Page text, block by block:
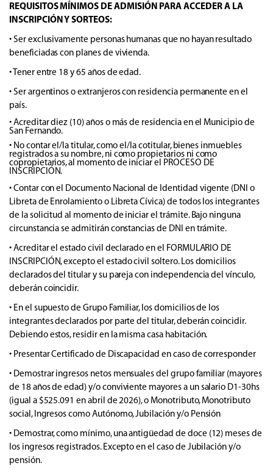
REQUISITOS MÍNIMOS DE ADMISIÓN PARA ACCEDER A LA
INSCRIPCIÓN Y SORTEOS:
• Ser exclusivamente personas humanas que no hayan resultado
beneficiadas con planes de vivienda.
• Tener entre 18 y 65 años de edad.
• Ser argentinos o extranjeros con residencia permanente en el
país.
• Acreditar diez (10) años o más de residencia en el Municipio de
San Fernando.
• No contar el/la titular, como el/la cotitular, bienes inmuebles
registrados a su nombre, ni como propietarios ni como
copropietarios, al momento de iniciar el PROCESO DE
INSCRIPCIÓN.
• Contar con el Documento Nacional de Identidad vigente (DNI o
Libreta de Enrolamiento o Libreta Cívica) de todos los integrantes
de la solicitud al momento de iniciar el trámite. Bajo ninguna
circunstancia se admitirán constancias de DNI en trámite.
• Acreditar el estado civil declarado en el FORMULARIO DE
INSCRIPCIÓN, excepto el estado civil soltero. Los domicilios
declarados del titular y su pareja con independencia del vínculo,
deberán coincidir.
• En el supuesto de Grupo Familiar, los domicilios de los
integrantes declarados por parte del titular, deberán coincidir.
Debiendo estos, residir en la misma casa habitación.
• Presentar Certificado de Discapacidad en caso de corresponder
• Demostrar ingresos netos mensuales del grupo familiar (mayores
de 18 años de edad) y/o conviviente mayores a un salario D1-30hs
(igual a $525.091 en abril de 2026), o Monotributo, Monotributo
social, Ingresos como Autónomo, Jubilación y/o Pensión
• Demostrar, como mínimo, una antigüedad de doce (12) meses de
los ingresos registrados. Excepto en el caso de Jubilación y/o
pensión.